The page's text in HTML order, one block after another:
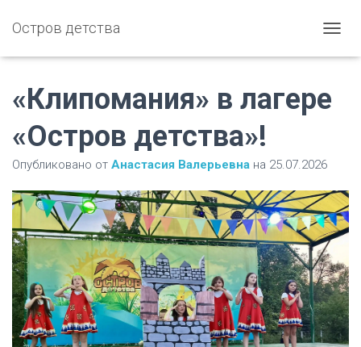
Остров детства
Е
Ь
Н
А
В
И
Г
А
Ц
И
Ю
«Клипомания» в лагере
«Остров детства»!
Опубликовано от Анастасия Валерьевна на 25.07.2026